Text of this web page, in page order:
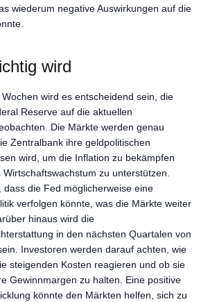
wiederum negative Auswirkungen auf die
wird
wird es entscheidend sein, die
Reserve auf die aktuellen
Die Märkte werden genau
Zentralbank ihre geldpolitischen
wird, um die Inflation zu bekämpfen
zu unterstützen.
dass die Fed möglicherweise eine
verfolgen könnte, was die Märkte weiter
hinaus wird die
in den nächsten Quartalen von
Investoren werden darauf achten, wie
steigenden Kosten reagieren und ob sie
Gewinnmargen zu halten. Eine positive
könnte den Märkten helfen, sich zu